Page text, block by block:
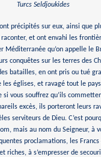
Turcs Seldjoukides
précipités sur eux, ainsi que
raconter, et ont envahi les
Méditerranée qu’on appelle le
conquêtes sur les terres des
batailles, en ont pris ou tué
les églises, et ravagé tout le
si vous souffrez qu’ils
excès, ils porteront leurs
serviteurs de Dieu. C’est
mais au nom du Seigneur, à
proclamations, les
riches, à s’empresser de